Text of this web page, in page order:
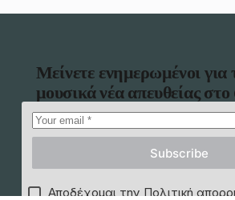
Μείνετε ενημερωμένοι για
μουσικά νέα απευθείας
Subscribe
Αποδέχομαι την Πολιτική